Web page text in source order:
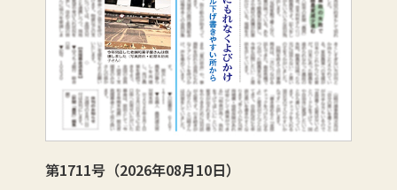
第1711号（2026年08月10日）